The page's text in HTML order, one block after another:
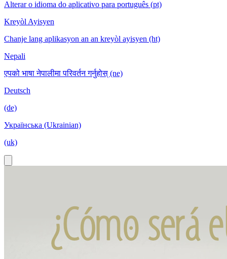
Alterar o idioma do aplicativo para português (pt)
Kreyòl Ayisyen
Chanje lang aplikasyon an an kreyòl ayisyen (ht)
Nepali
एपको भाषा नेपालीमा परिवर्तन गर्नुहोस् (ne)
Deutsch
(de)
Українська (Ukrainian)
(uk)